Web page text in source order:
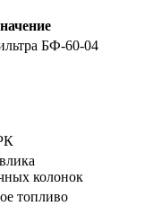
БФ-60-04
колонок
топливо